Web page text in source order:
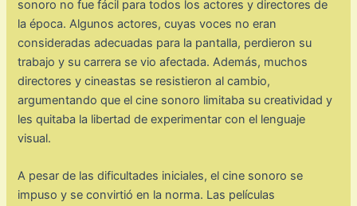
sonoro no fue fácil para todos los actores y directores de
la época. Algunos actores, cuyas voces no eran
consideradas adecuadas para la pantalla, perdieron su
trabajo y su carrera se vio afectada. Además, muchos
directores y cineastas se resistieron al cambio,
argumentando que el cine sonoro limitaba su creatividad y
les quitaba la libertad de experimentar con el lenguaje
visual.
A pesar de las dificultades iniciales, el cine sonoro se
impuso y se convirtió en la norma. Las películas